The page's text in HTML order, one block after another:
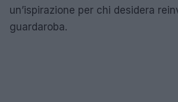
un’ispirazione per chi desidera
guardaroba.